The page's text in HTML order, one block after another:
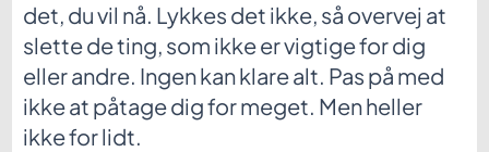
det, du vil nå. Lykkes det ikke, så overvej at
slette de ting, som ikke er vigtige for dig
eller andre. Ingen kan klare alt. Pas på med
ikke at påtage dig for meget. Men heller
ikke for lidt.